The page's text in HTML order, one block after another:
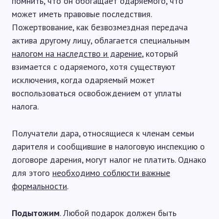
может иметь правовые последствия.
Пожертвование, как безвозмездная передача
актива другому лицу, облагается специальным
налогом на наследство и дарение, который
взимается с одаряемого, хотя существуют
исключения, когда одаряемый может
воспользоваться освобождением от уплаты
налога.
Получатели дара, относящиеся к членам семьи
дарителя и сообщившие в налоговую инспекцию о
договоре дарения, могут налог не платить. Однако
для этого необходимо соблюсти важные
формальности.
Подытожим. Любой подарок должен быть